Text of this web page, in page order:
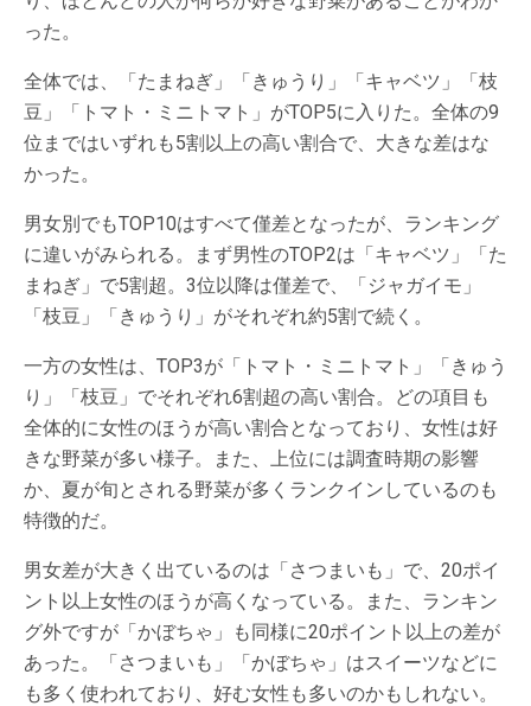
った。
全体では、「たまねぎ」「きゅうり」「キャベツ」「枝
豆」「トマト・ミニトマト」がTOP5に入りた。全体の9
位まではいずれも5割以上の高い割合で、大きな差はな
かった。
男女別でもTOP10はすべて僅差となったが、ランキング
に違いがみられる。まず男性のTOP2は「キャベツ」「た
まねぎ」で5割超。3位以降は僅差で、「ジャガイモ」
「枝豆」「きゅうり」がそれぞれ約5割で続く。
一方の女性は、TOP3が「トマト・ミニトマト」「きゅう
り」「枝豆」でそれぞれ6割超の高い割合。どの項目も
全体的に女性のほうが高い割合となっており、女性は好
きな野菜が多い様子。また、上位には調査時期の影響
か、夏が旬とされる野菜が多くランクインしているのも
特徴的だ。
男女差が大きく出ているのは「さつまいも」で、20ポイ
ント以上女性のほうが高くなっている。また、ランキン
グ外ですが「かぼちゃ」も同様に20ポイント以上の差が
あった。「さつまいも」「かぼちゃ」はスイーツなどに
も多く使われており、好む女性も多いのかもしれない。